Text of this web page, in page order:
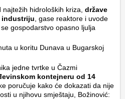
hidroloških kriza, države
industriju , gase reaktore i uvode
gospodarstvo opasno ljulja
u koritu Dunava u Bugarskoj
jedne tvrtke u Čazmi
kontejneru od 14
poručuje kako će dokazati da nije
u njihovu smještaju, Božinović: